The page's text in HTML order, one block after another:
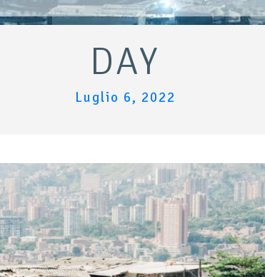
DAY
Luglio 6, 2022